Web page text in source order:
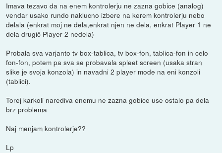
Imava tezavo da na enem kontrolerju ne zazna gobice (analog)
vendar usako rundo naklucno izbere na kerem kontrolerju nebo
delala (enkrat moj ne dela,enkrat njen ne dela, enkrat Player 1 ne
dela drugič Player 2 nedela)
Probala sva varjanto tv box-tablica, tv box-fon, tablica-fon in celo
fon-fon, potem pa sva se probavala spleet screen (usaka stran
slike je svoja konzola) in navadni 2 player mode na eni konzoli
(tablici).
Torej karkoli narediva enemu ne zazna gobice use ostalo pa dela
brz problema
Naj menjam kontrolerje??
Lp